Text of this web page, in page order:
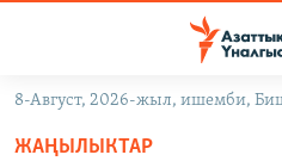
Навигацияга
өтүңүз
8-Август, 2026-жыл, ишемби,
ЖАҢЫЛЫКТАР